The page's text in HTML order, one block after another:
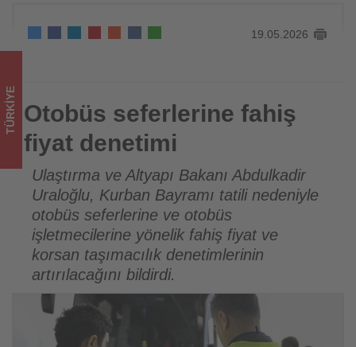
sizler
için
turizmde
olup
bitenleri
takip
ediyor!
19.05.2026
Otobüs seferlerine fahiş fiyat denetimi
TÜRKIYE Otobüs seferlerine fahiş
fiyat denetimi
Ulaştırma ve Altyapı Bakanı Abdulkadir
Uraloğlu, Kurban Bayramı tatili nedeniyle
otobüs seferlerine ve otobüs
işletmecilerine yönelik fahiş fiyat ve
korsan taşımacılık denetimlerinin
artırılacağını bildirdi.